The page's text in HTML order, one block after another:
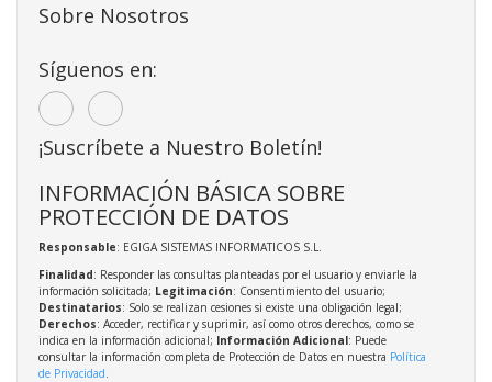
Sobre Nosotros
Síguenos en:
¡Suscríbete a Nuestro Boletín!
INFORMACIÓN BÁSICA SOBRE
PROTECCIÓN DE DATOS
Responsable: EGIGA SISTEMAS INFORMATICOS S.L.
Finalidad: Responder las consultas planteadas por el usuario y enviarle la
información solicitada; Legitimación: Consentimiento del usuario;
Destinatarios: Solo se realizan cesiones si existe una obligación legal;
Derechos: Acceder, rectificar y suprimir, así como otros derechos, como se
indica en la información adicional; Información Adicional: Puede
consultar la información completa de Protección de Datos en nuestra Política
de Privacidad